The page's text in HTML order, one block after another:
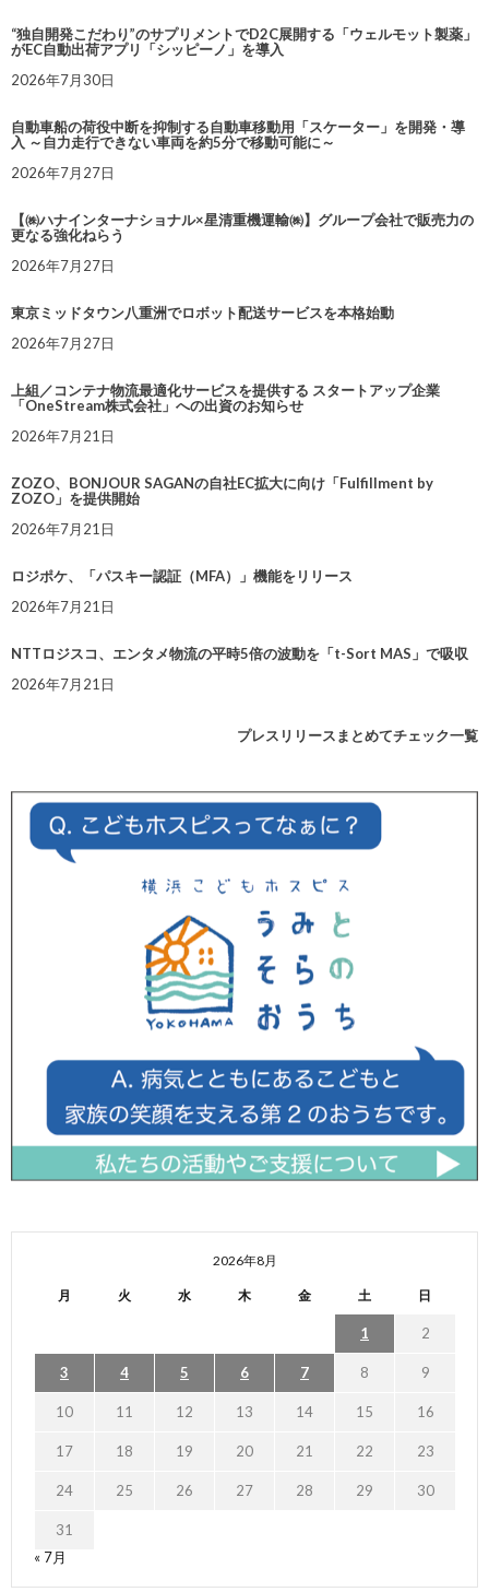
“独自開発こだわり”のサプリメントでD2C展開する「ウェルモット製薬」
がEC自動出荷アプリ「シッピーノ」を導入
2026年7月30日
自動車船の荷役中断を抑制する自動車移動用「スケーター」を開発・導
入 ～自力走行できない車両を約5分で移動可能に～
2026年7月27日
【㈱ハナインターナショナル×星清重機運輸㈱】グループ会社で販売力の
更なる強化ねらう
2026年7月27日
東京ミッドタウン八重洲でロボット配送サービスを本格始動
2026年7月27日
上組／コンテナ物流最適化サービスを提供する スタートアップ企業
「OneStream株式会社」への出資のお知らせ
2026年7月21日
ZOZO、BONJOUR SAGANの自社EC拡大に向け「Fulfillment by
ZOZO」を提供開始
2026年7月21日
ロジポケ、「パスキー認証（MFA）」機能をリリース
2026年7月21日
NTTロジスコ、エンタメ物流の平時5倍の波動を「t-Sort MAS」で吸収
2026年7月21日
プレスリリースまとめてチェック一覧
2026年8月
月 火 水 木 金 土 日
1 2
3 4 5 6 7 8 9
10 11 12 13 14 15 16
17 18 19 20 21 22 23
24 25 26 27 28 29 30
31
« 7月